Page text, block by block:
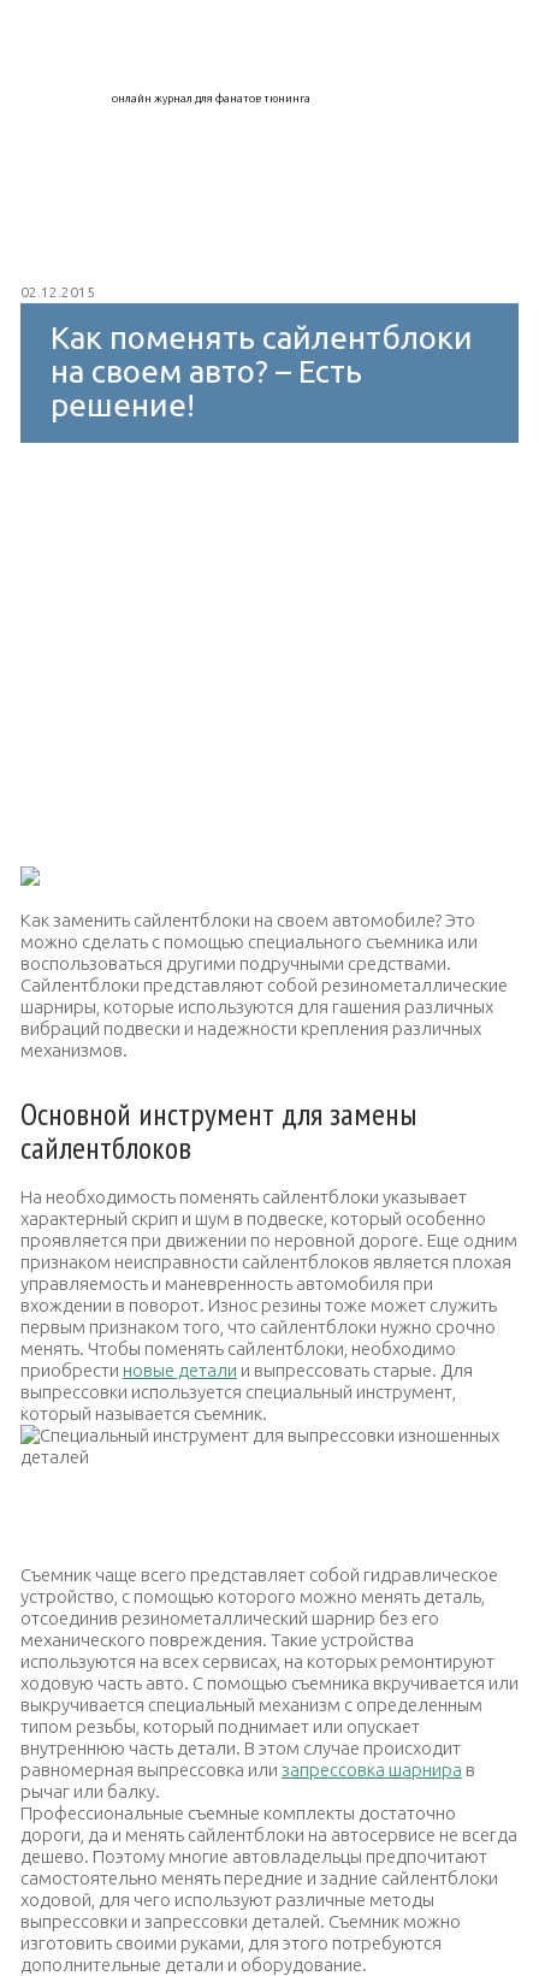
онлайн журнал для фанатов тюнинга
02.12.2015
Как поменять сайлентблоки
на своем авто? – Есть
решение!
Как заменить сайлентблоки на своем автомобиле? Это
можно сделать с помощью специального съемника или
воспользоваться другими подручными средствами.
Сайлентблоки представляют собой резинометаллические
шарниры, которые используются для гашения различных
вибраций подвески и надежности крепления различных
механизмов.
Основной инструмент для замены
сайлентблоков
На необходимость поменять сайлентблоки указывает
характерный скрип и шум в подвеске, который особенно
проявляется при движении по неровной дороге. Еще одним
признаком неисправности сайлентблоков является плохая
управляемость и маневренность автомобиля при
вхождении в поворот. Износ резины тоже может служить
первым признаком того, что сайлентблоки нужно срочно
менять. Чтобы поменять сайлентблоки, необходимо
приобрести новые детали и выпрессовать старые. Для
выпрессовки используется специальный инструмент,
который называется съемник.
Съемник чаще всего представляет собой гидравлическое
устройство, с помощью которого можно менять деталь,
отсоединив резинометаллический шарнир без его
механического повреждения. Такие устройства
используются на всех сервисах, на которых ремонтируют
ходовую часть авто. С помощью съемника вкручивается или
выкручивается специальный механизм с определенным
типом резьбы, который поднимает или опускает
внутреннюю часть детали. В этом случае происходит
равномерная выпрессовка или запрессовка шарнира в
рычаг или балку.
Профессиональные съемные комплекты достаточно
дороги, да и менять сайлентблоки на автосервисе не всегда
дешево. Поэтому многие автовладельцы предпочитают
самостоятельно менять передние и задние сайлентблоки
ходовой, для чего используют различные методы
выпрессовки и запрессовки деталей. Съемник можно
изготовить своими руками, для этого потребуются
дополнительные детали и оборудование.